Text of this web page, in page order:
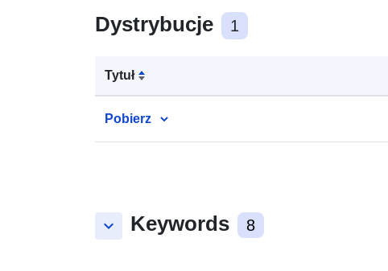
Dystrybucje 1
Tytuł
Pobierz
keyboard_arrow_down Keywords 8